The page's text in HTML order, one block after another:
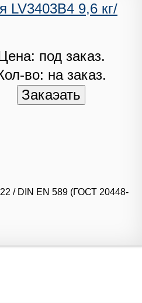
LV3403B4 9,6 кг/
под заказ.
во: на заказ.
/ DIN EN 589 (ГОСТ 20448-